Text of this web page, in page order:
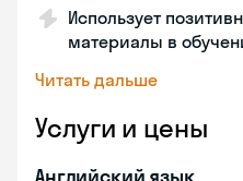
Использует
материалы в
Читать дальше
Услуги и цены